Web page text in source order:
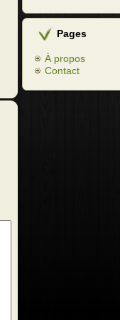
Pages
À propos
Contact